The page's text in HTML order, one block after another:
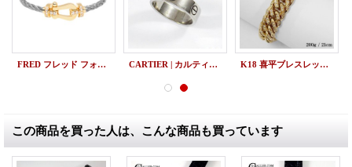
FRED フレッド フォース10 ブレスレット 18K イエローゴールド ハーフダイヤ ラージモデル 新品 CARTIER | カルティエ LOVEリング ホワイトゴールド 中古 K18 喜平ブレスレット ダイヤモンド 6面カット ダブル
この商品を買った人は、こんな商品も買っています